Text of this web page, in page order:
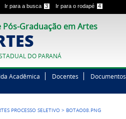
Ir para a busca 3 Ir para o rodapé 4
Graduação em Artes
DO PARANÁ
Acadêmica Docentes Documentos
PROCESSO SELETIVO > BOTAO08.PNG